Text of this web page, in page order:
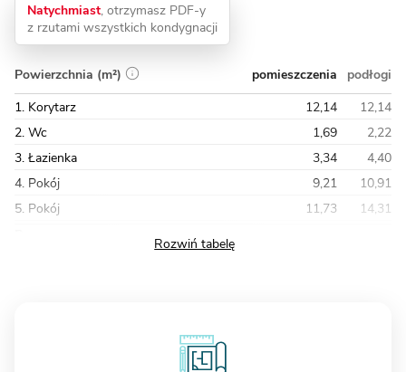
Natychmiast, otrzymasz PDF-y
z rzutami wszystkich kondygnacji
Powierzchnia (m²) pomieszczenia
podłogi
1. Korytarz
12,14
12,14
2. Wc
1,69
2,22
3. Łazienka
3,34
4,40
4. Pokój
9,21
10,91
5. Pokój
11,73
14,31